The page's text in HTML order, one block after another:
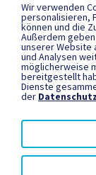
SOCIAL MEDIA
Facebook
YouTube
Instagram
RECHTLICHES
Impressum
Wir verwenden
personalisieren,
können und die
Außerdem
unserer Website
und Analysen
möglicherweise
bereitgestellt
Dienste
der